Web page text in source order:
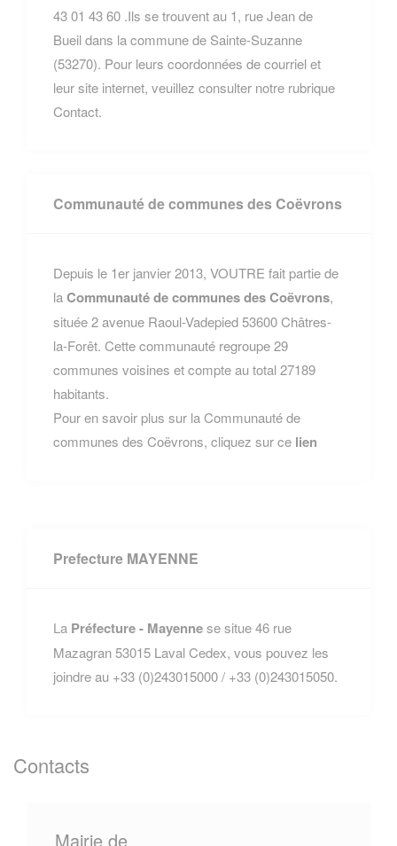
43 01 43 60 .Ils se trouvent au 1, rue Jean de
Bueil dans la commune de Sainte-Suzanne
(53270). Pour leurs coordonnées de courriel et
leur site internet, veuillez consulter notre rubrique
Contact.
Communauté de communes des Coëvrons
Depuis le 1er janvier 2013, VOUTRE fait partie de
laCommunauté de communes des Coëvrons,
située 2 avenue Raoul-Vadepied 53600 Châtres-
la-Forêt. Cette communauté regroupe 29
communes voisines et compte au total 27189
habitants.
Pour en savoir plus sur la Communauté de
communes des Coëvrons, cliquez sur ce lien
Prefecture MAYENNE
La Préfecture - Mayennese situe 46 rue
Mazagran 53015 Laval Cedex, vous pouvez les
joindre au +33 (0)243015000 / +33 (0)243015050.
Contacts
Mairie de